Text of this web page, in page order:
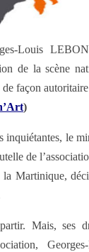
Louis
de la scène
façon
)
inquiétantes, le
de
Martinique,
Mais, ses